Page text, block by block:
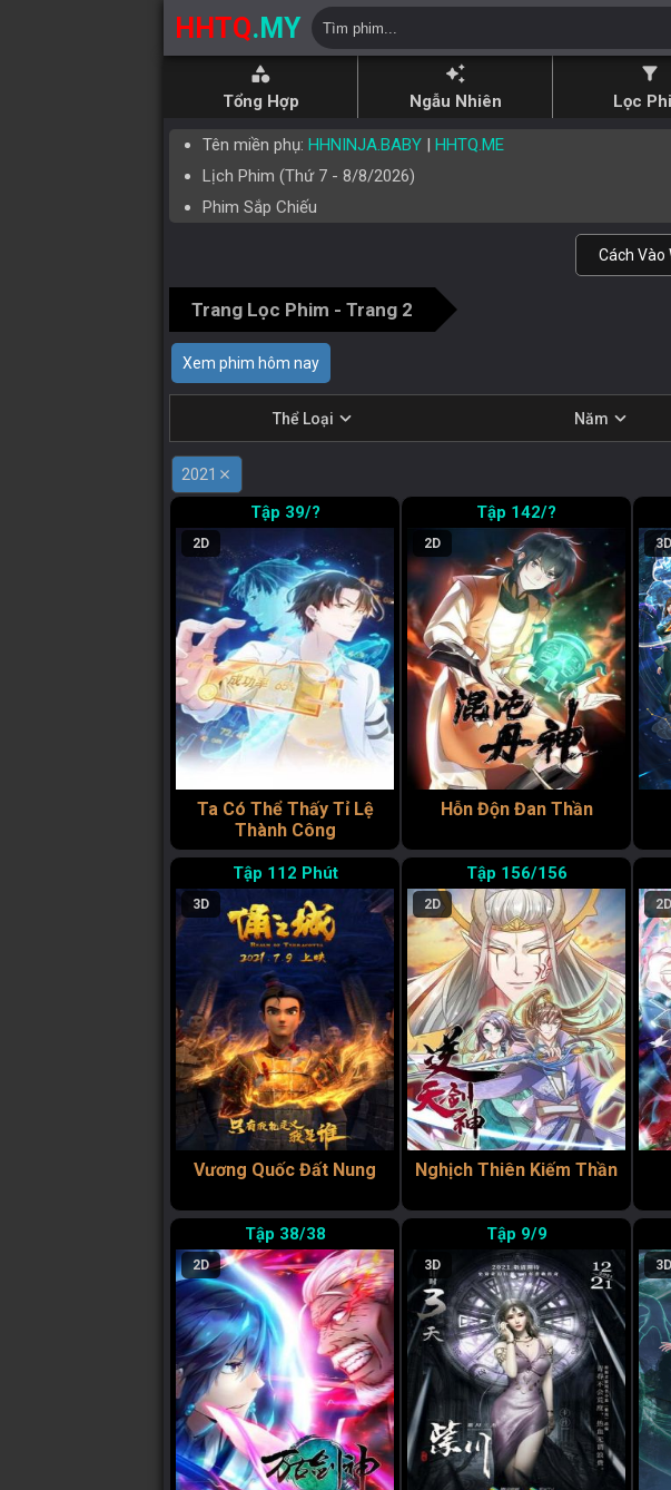
HHTQ.MY
category
Tổng Hợp
auto_awesome
Ngẫu Nhiên
filter_alt
Lọc
Tên miền phụ: HHNINJA.BABY | HHTQ.ME
Lịch Phim (Thứ 7 - 8/8/2026)
Phim Sắp Chiếu
Cách Vào
Trang Lọc Phim - Trang 2
Xem phim hôm nay
Thể Loại expand_more Năm expand_more
2021 close
39/?
2D
Ta Có Thể Thấy Tỉ Lệ
Thành Công
142/?
2D
Hỗn Độn Đan Thần
3D
112 Phút
3D
Vương Quốc Đất Nung
156/156
2D
Nghịch Thiên Kiếm Thần
2D
38/38
2D
9/9
3D 3D